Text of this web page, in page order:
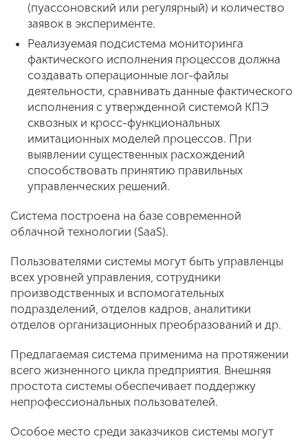
(пуассоновский или регулярный) и количество
заявок в эксперименте.
Реализуемая подсистема мониторинга
фактического исполнения процессов должна
создавать операционные лог-файлы
деятельности, сравнивать данные фактического
исполнения с утвержденной системой КПЭ
сквозных и кросс-функциональных
имитационных моделей процессов. При
выявлении существенных расхождений
способствовать принятию правильных
управленческих решений.
Система построена на базе современной
облачной технологии (SaaS).
Пользователями системы могут быть управленцы
всех уровней управления, сотрудники
производственных и вспомогательных
подразделений, отделов кадров, аналитики
отделов организационных преобразований и др.
Предлагаемая система применима на протяжении
всего жизненного цикла предприятия. Внешняя
простота системы обеспечивает поддержку
непрофессиональных пользователей.
Особое место среди заказчиков системы могут